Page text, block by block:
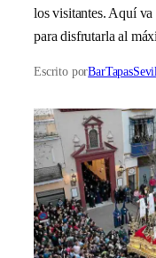
los visitantes. Aquí va
para disfrutarla al
Escrito por